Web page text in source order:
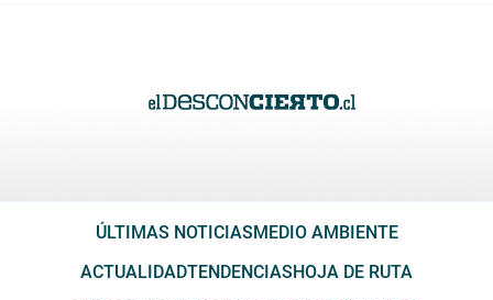
ÚLTIMAS NOTICIAS MEDIO AMBIENTE
ACTUALIDADTENDENCIAS HOJA DE RUTA